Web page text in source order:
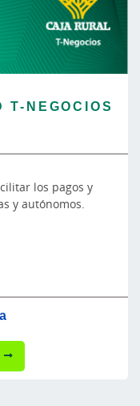
T-NEGOCIOS
los pagos y
y autónomos.